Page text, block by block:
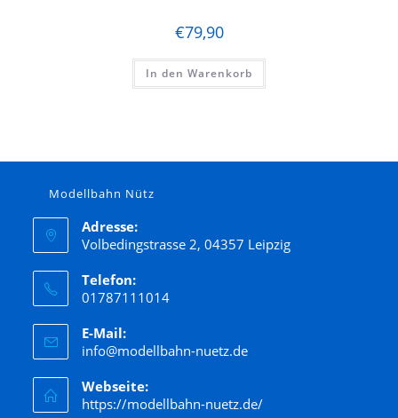
€79,90
In den Warenkorb
Modellbahn Nütz
Adresse:
Volbedingstrasse 2, 04357 Leipzig
Telefon:
01787111014
E-Mail:
info@modellbahn-nuetz.de
Webseite:
https://modellbahn-nuetz.de/